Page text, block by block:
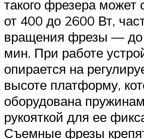
такого фрезера может
от 400 до 2600 Вт,
вращения фрезы —
мин. При работе
опирается на
высоте платформу,
оборудована
рукояткой для ее
Съемные фрезы